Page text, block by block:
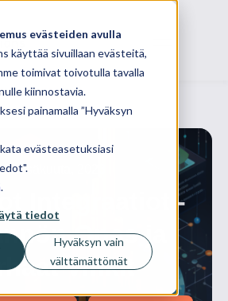
evästeiden avulla
käyttää sivuillaan evästeitä,
toimivat toivotulla tavalla
kiinnostavia.
painamalla ”Hyväksyn
evästeasetuksiasi
.
tiedot
Hyväksyn vain
välttämättömät
kesäkuuta, 2023
Integraatiot -
Opas ja
Vinkit